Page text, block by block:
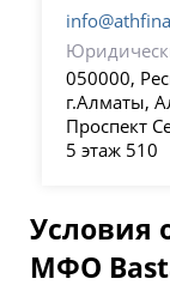
050000,
г.Алматы,
Проспект
5 этаж 510
Условия
МФО